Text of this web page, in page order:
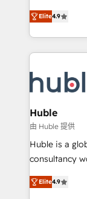
team of 100+
growth |
Simple pay-
1️⃣ Set Up |
HubSpot portals 2️⃣ Scale Up | 100%
Execution...
Slash months
Click
Integration
of your tech stack,
Netsuite 🤖
the rare
Elite4.9
Huble
由 Huble 提供
Huble is a
consultancy
businesses. We go beyond implementation, shaping
the strategy,
Elite4.9